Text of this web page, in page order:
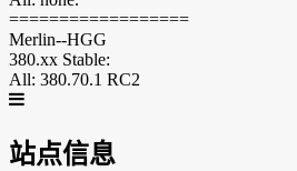
==================
Merlin--HGG
380.xx Stable:
All: 380.70.1 RC2
站点信息